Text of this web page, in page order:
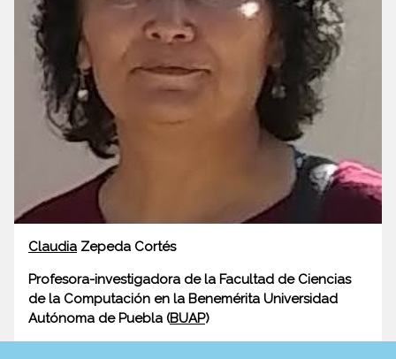
Claudia Zepeda Cortés
Profesora-investigadora de la Facultad de Ciencias
de la Computación en la Benemérita Universidad
Autónoma de Puebla (BUAP)